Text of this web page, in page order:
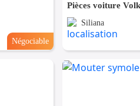
Négociable
Pièces voiture
Siliana